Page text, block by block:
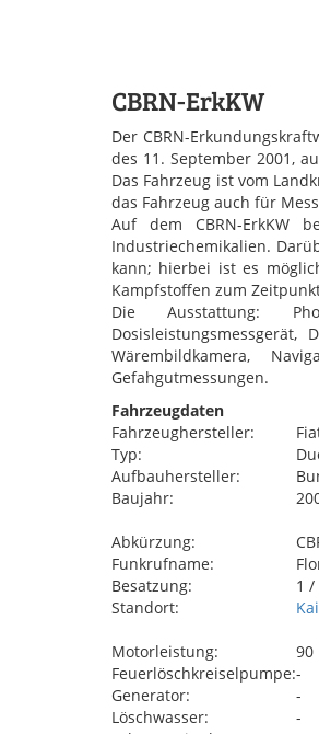
CBRN-ErkKW
Der CBRN-
des 11. September 2001,
Das Fahrzeug ist vom
das Fahrzeug auch für
Auf dem CBRN-ErkKW
Industriechemikalien.
kann; hierbei ist es
Kampfstoffen zum
Die Ausstattung:
Dosisleistungsmessgerät,
Wärembildkamera,
Gefahgutmessungen.
Fahrzeugdaten
Fahrzeughersteller:
Typ:
Aufbauhersteller:
Baujahr:
Abkürzung:
Funkrufname:
Besatzung:
1 /
Standort:
Motorleistung:
90
Feuerlöschkreiselpumpe:-
Generator:
-
Löschwasser:
-